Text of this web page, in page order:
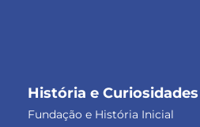
História e
Fundação e História Inicial